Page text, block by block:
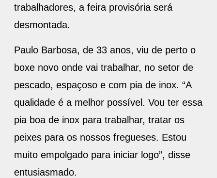
trabalhadores, a feira provisória será
desmontada.
Paulo Barbosa, de 33 anos, viu de perto o
boxe novo onde vai trabalhar, no setor de
pescado, espaçoso e com pia de inox. “A
qualidade é a melhor possível. Vou ter essa
pia boa de inox para trabalhar, tratar os
peixes para os nossos fregueses. Estou
muito empolgado para iniciar logo”, disse
entusiasmado.